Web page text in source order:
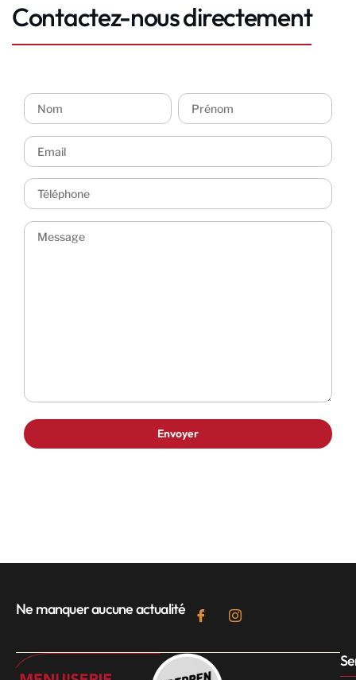
Contactez-nous directement
Ne manquer aucune actualité